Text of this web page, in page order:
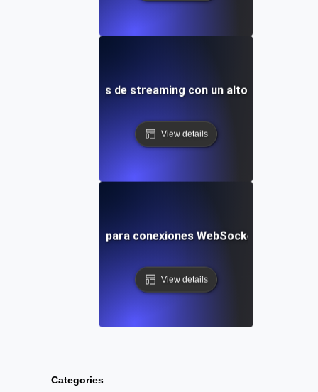
Categories
para servicios de streaming con un alto número de
View details
de concurrencia para conexiones WebSocket en
View details